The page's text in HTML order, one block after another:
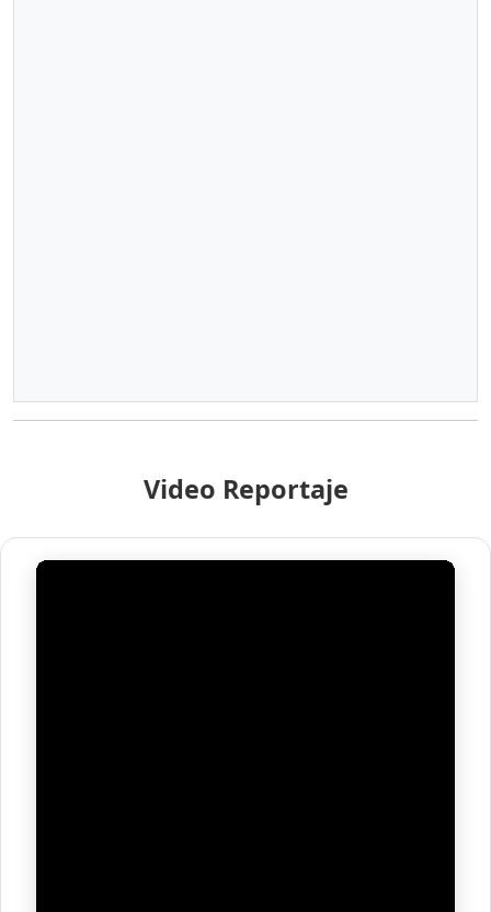
Video Reportaje